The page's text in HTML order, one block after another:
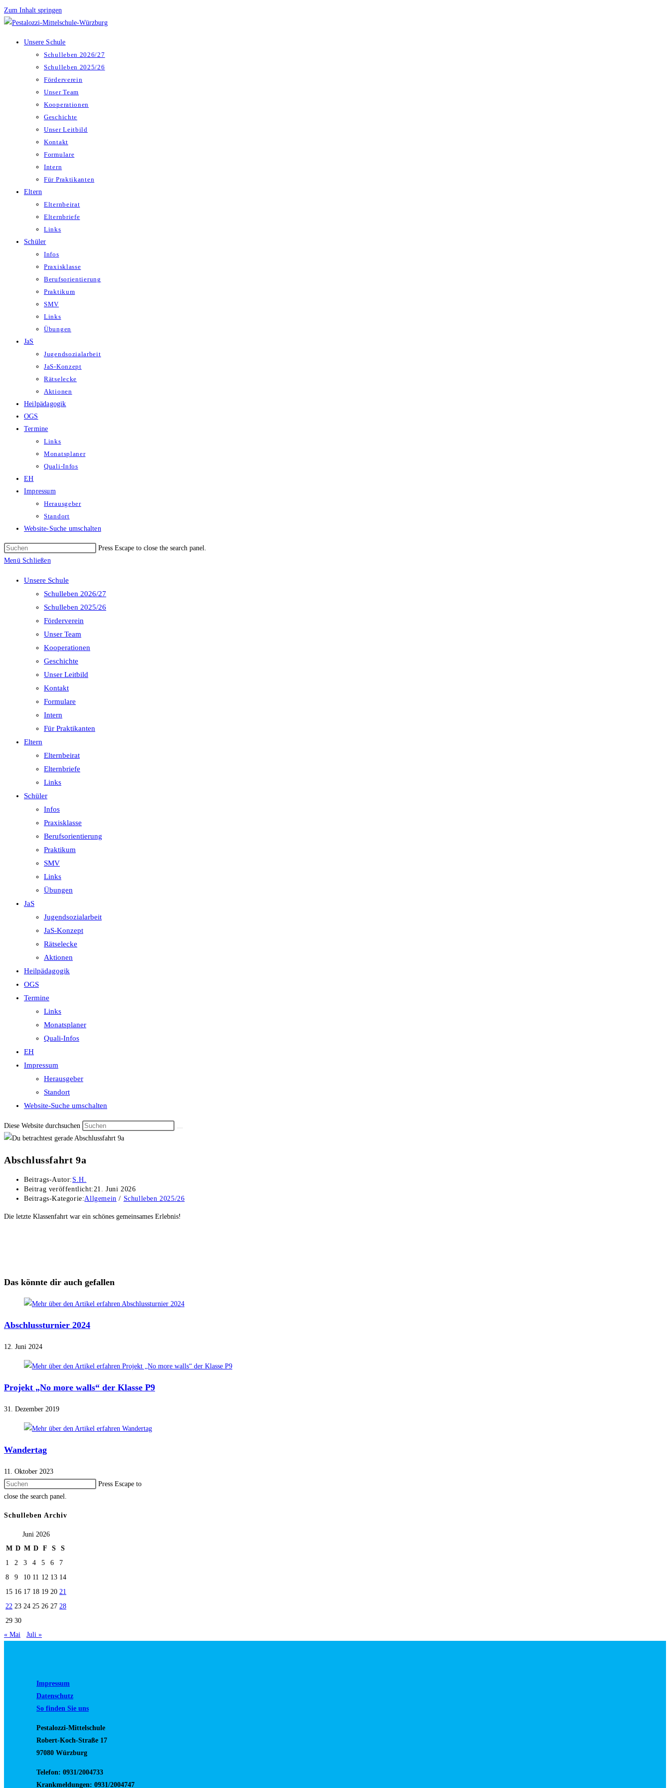
Zum Inhalt springen
Unsere Schule
Schulleben 2026/27
Schulleben 2025/26
Förderverein
Unser Team
Kooperationen
Geschichte
Unser Leitbild
Kontakt
Formulare
Intern
Für Praktikanten
Eltern
Elternbeirat
Elternbriefe
Links
Schüler
Infos
Praxisklasse
Berufsorientierung
Praktikum
SMV
Links
Übungen
JaS
Jugendsozialarbeit
JaS-Konzept
Rätselecke
Aktionen
Heilpädagogik
OGS
Termine
Links
Monatsplaner
Quali-Infos
EH
Impressum
Herausgeber
Standort
Website-Suche umschalten
Press Escape to close the search panel.
Menü Schließen
Unsere Schule
Schulleben 2026/27
Schulleben 2025/26
Förderverein
Unser Team
Kooperationen
Geschichte
Unser Leitbild
Kontakt
Formulare
Intern
Für Praktikanten
Eltern
Elternbeirat
Elternbriefe
Links
Schüler
Infos
Praxisklasse
Berufsorientierung
Praktikum
SMV
Links
Übungen
JaS
Jugendsozialarbeit
JaS-Konzept
Rätselecke
Aktionen
Heilpädagogik
OGS
Termine
Links
Monatsplaner
Quali-Infos
EH
Impressum
Herausgeber
Standort
Website-Suche umschalten
Diese Website durchsuchen
Abschlussfahrt 9a
Beitrags-Autor: S.H.
Beitrag veröffentlicht:21. Juni 2026
Beitrags-Kategorie:Allgemein / Schulleben 2025/26
Die letzte Klassenfahrt war ein schönes gemeinsames Erlebnis!
Das könnte dir auch gefallen
Abschlussturnier 2024
12. Juni 2024
Projekt „No more walls“ der Klasse P9
31. Dezember 2019
Wandertag
11. Oktober 2023
Press Escape to
close the search panel.
Schulleben Archiv
Juni 2026
M D M D F S
S
1
2 3 4 5 6
7
8
9 10 11 12 13 14
15 16 17 18 19 20 21
22 23 24 25 26 27 28
29 30
« Mai
Juli »
Impressum
Datenschutz
So finden Sie uns
Pestalozzi-Mittelschule
Robert-Koch-Straße 17
97080 Würzburg
Telefon: 0931/2004733
Krankmeldungen: 0931/2004747